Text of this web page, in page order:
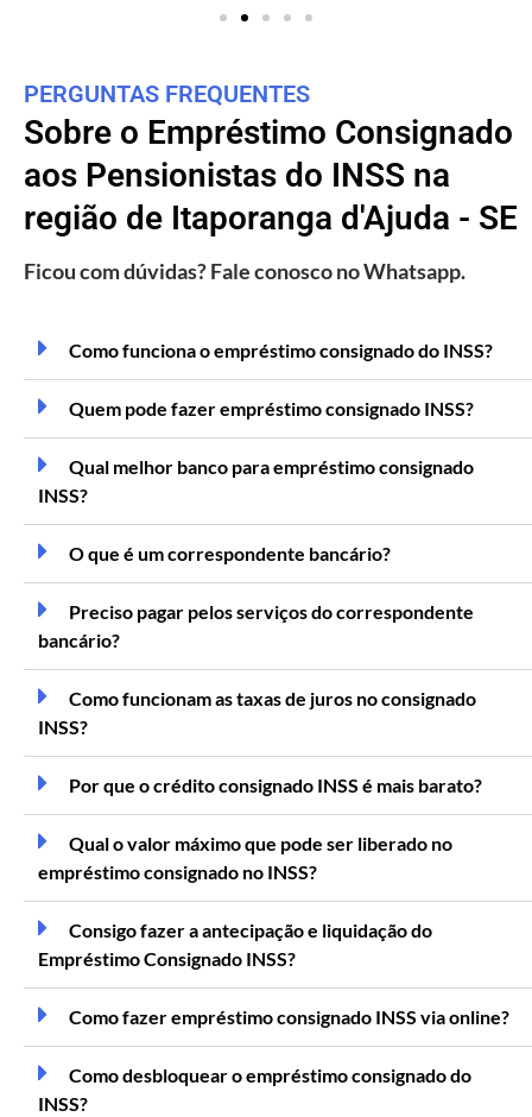
PERGUNTAS FREQUENTES
Sobre o Empréstimo Consignado
aos Pensionistas do INSS na
região de Itaporanga d'Ajuda - SE
Ficou com dúvidas? Fale conosco no Whatsapp.
Como funciona o empréstimo consignado do INSS?
Quem pode fazer empréstimo consignado INSS?
Qual melhor banco para empréstimo consignado
INSS?
O que é um correspondente bancário?
Preciso pagar pelos serviços do correspondente
bancário?
Como funcionam as taxas de juros no consignado
INSS?
Por que o crédito consignado INSS é mais barato?
Qual o valor máximo que pode ser liberado no
empréstimo consignado no INSS?
Consigo fazer a antecipação e liquidação do
Empréstimo Consignado INSS?
Como fazer empréstimo consignado INSS via online?
Como desbloquear o empréstimo consignado do
INSS?